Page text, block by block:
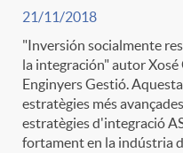
21/11/2018
"Inversión socialmente
la integración" autor Xosé
Enginyers Gestió.
estratègies més
estratègies d'integració
fortament en la indústria